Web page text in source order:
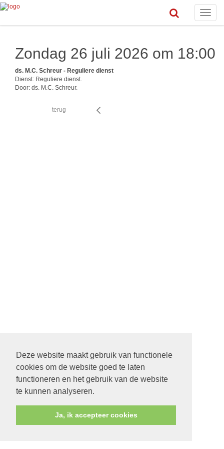
Deze website maakt gebruik van functionele
cookies om de website goed te laten
functioneren en het gebruik van de website
te kunnen analyseren.
Ja, ik accepteer cookies
Toggle
Zondag 26 juli 2026 om 18:00
ds. M.C. Schreur - Reguliere dienst
Dienst: Reguliere dienst.
Door: ds. M.C. Schreur.
terug